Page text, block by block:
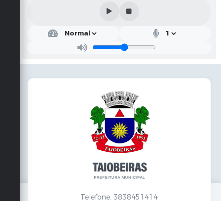
Telefone: 3838451414